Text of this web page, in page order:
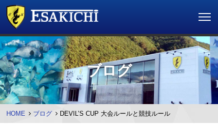
ブログ
HOME ブログ DEVIL’S CUP 大会ルールと競技ルール